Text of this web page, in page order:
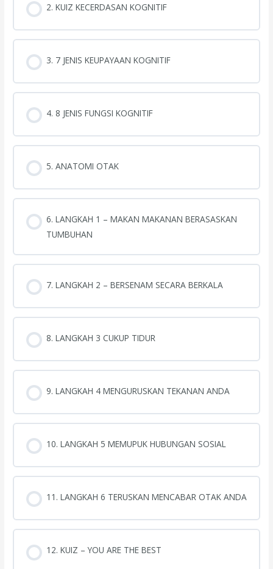
2. KUIZ KECERDASAN KOGNITIF
3. 7 JENIS KEUPAYAAN KOGNITIF
4. 8 JENIS FUNGSI KOGNITIF
5. ANATOMI OTAK
6. LANGKAH 1 – MAKAN MAKANAN BERASASKAN
TUMBUHAN
7. LANGKAH 2 – BERSENAM SECARA BERKALA
8. LANGKAH 3 CUKUP TIDUR
9. LANGKAH 4 MENGURUSKAN TEKANAN ANDA
10. LANGKAH 5 MEMUPUK HUBUNGAN SOSIAL
11. LANGKAH 6 TERUSKAN MENCABAR OTAK ANDA
12. KUIZ – YOU ARE THE BEST